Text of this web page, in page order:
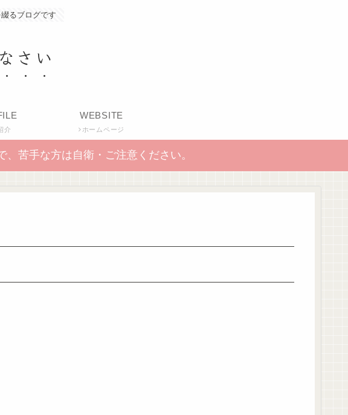
るブログです
さい
介
WEBSITE
ホームページ
苦手な方は自衛・ご注意ください。